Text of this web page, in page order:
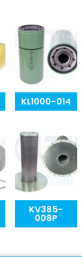
KL1000-014
KV385-
008P